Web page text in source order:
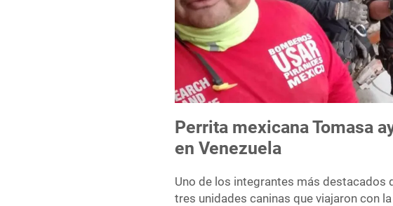
Perrita mexicana Tomasa
en Venezuela
Uno de los integrantes más destacados
tres unidades caninas que viajaron con